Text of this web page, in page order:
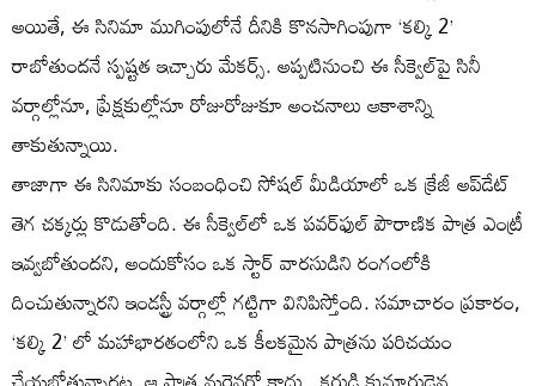
అయితే, ఈ సినిమా ముగింపులోనే దీనికి కొనసాగింపుగా ‘కల్కి 2’
రాబోతుందనే స్పష్టత ఇచ్చారు మేకర్స్. అప్పటినుంచి ఈ సీక్వెల్‌పై సినీ
వర్గాల్లోనూ, ప్రేక్షకుల్లోనూ రోజురోజుకూ అంచనాలు ఆకాశాన్ని
తాకుతున్నాయి.
తాజాగా ఈ సినిమాకు సంబంధించి సోషల్ మీడియాలో ఒక క్రేజీ అప్‌డేట్
తెగ చక్కర్లు కొడుతోంది. ఈ సీక్వెల్‌లో ఒక పవర్‌ఫుల్ పౌరాణిక పాత్ర ఎంట్రీ
ఇవ్వబోతుందని, అందుకోసం ఒక స్టార్ వారసుడిని రంగంలోకి
దించుతున్నారని ఇండస్ట్రీ వర్గాల్లో గట్టిగా వినిపిస్తోంది. సమాచారం ప్రకారం,
‘కల్కి 2’ లో మహాభారతంలోని ఒక కీలకమైన పాత్రను పరిచయం